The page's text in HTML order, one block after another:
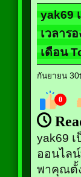
yak69
เวลาร
เดือน
กันยายน
0
yak69
ออนไล
พาคุณตั้